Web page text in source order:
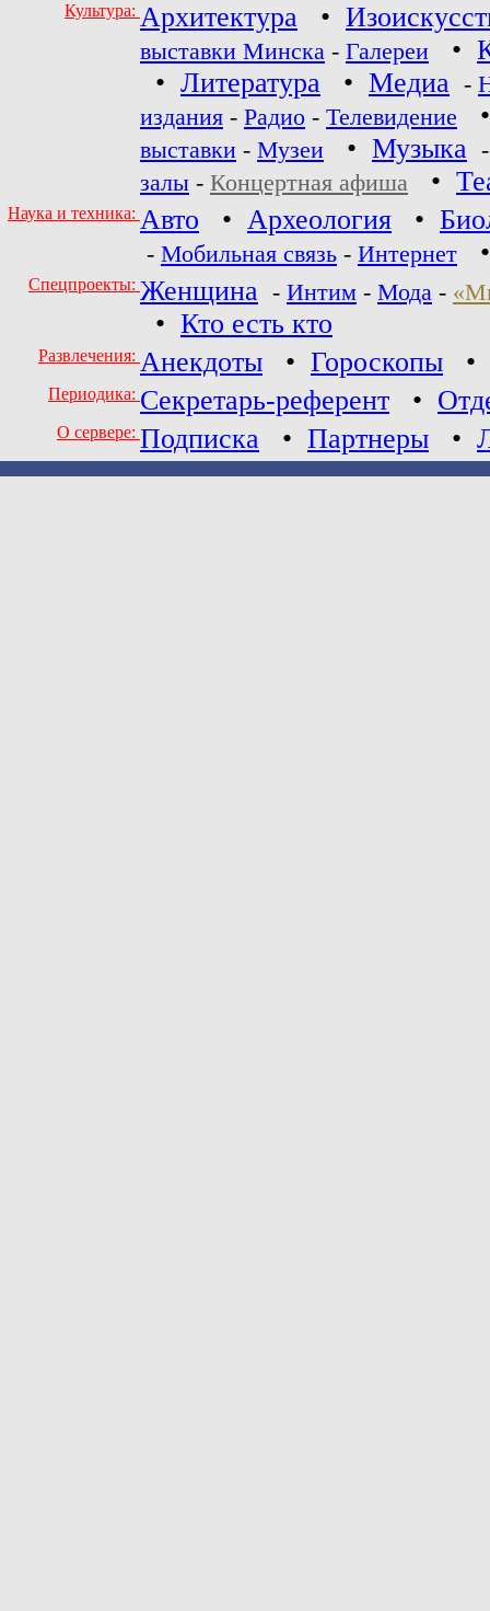
Культура: Архитектура •
выставки Минска - Галереи •
• Литература • Медиа -
издания - Радио - Телевидение
выставки - Музеи • Музыка
залы - Концертная афиша •
Наука и техника: Авто • Археология •
- Мобильная связь - Интернет
Спецпроекты: Женщина - Интим - Мода -
• Кто есть кто
Развлечения: Анекдоты • Гороскопы •
Периодика: Секретарь-референт •
О сервере: Подписка • Партнеры •